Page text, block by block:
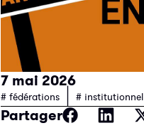
7 mai 2026
# fédérations| # institutionnel
Partager